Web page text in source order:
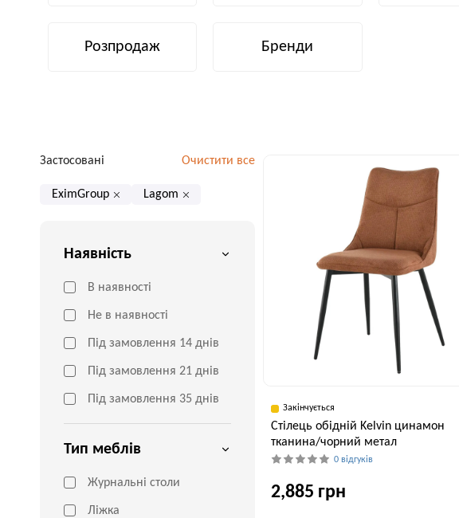
Розпродаж Бренди
Застосовані Очистити все
EximGroup Lagom
Наявність
В наявності
Не в наявності
Під замовлення 14 днів
Під замовлення 21 днів
Під замовлення 35 днів
Тип меблів
Журнальні столи
Ліжка
Закінчується
Cтілець обідній Kelvin цинамон
тканина/чорний метал
0 відгуків
2,885 грн